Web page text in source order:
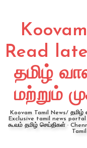
Read
தமிழ்
மற்றும்
Koovam Tamil News/
Exclusive tamil news
கூவம் தமிழ் செய்திகள் ·